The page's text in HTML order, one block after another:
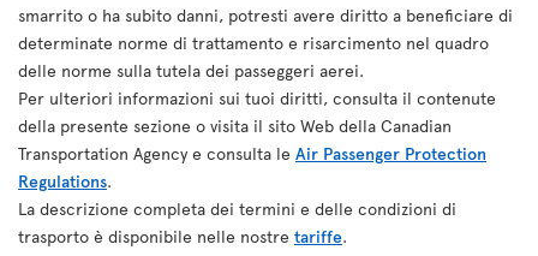
smarrito o ha subito danni, potresti avere diritto a beneficiare di
determinate norme di trattamento e risarcimento nel quadro
delle norme sulla tutela dei passeggeri aerei.
Per ulteriori informazioni sui tuoi diritti, consulta il contenute
della presente sezione o visita il sito Web della Canadian
Transportation Agency e consulta le Air Passenger Protection
Regulations.
La descrizione completa dei termini e delle condizioni di
trasporto è disponibile nelle nostre tariffe.